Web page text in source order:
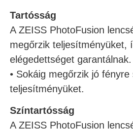
Tartósság
A ZEISS PhotoFusion
megőrzik teljesítményüket,
elégedettséget garantálnak.
• Sokáig megőrzik jó fényre
teljesítményüket.
Színtartósság
A ZEISS PhotoFusion